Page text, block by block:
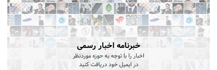
خبرنامه اخبار رسمی
اخبار را با توجه به حوزه موردنظر
در ایمیل خود دریافت کنید